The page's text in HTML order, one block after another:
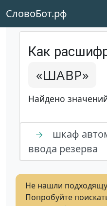
СловоБот.рф
Как
«ШАВР»
Найдено
→
шкаф
ввода резерва
Не нашли
Попробуйте